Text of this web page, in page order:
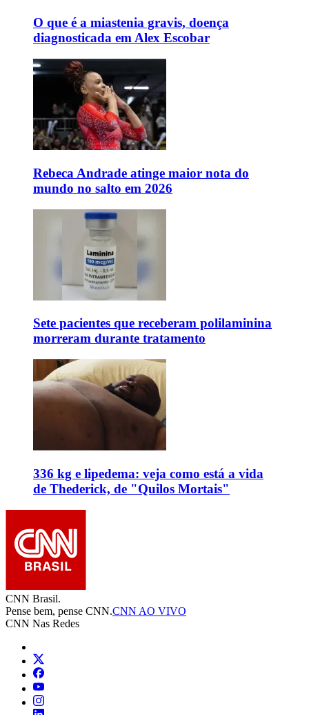
O que é a miastenia gravis, doença
diagnosticada em Alex Escobar
Rebeca Andrade atinge maior nota do
mundo no salto em 2026
Sete pacientes que receberam polilaminina
morreram durante tratamento
336 kg e lipedema: veja como está a vida
de Thederick, de "Quilos Mortais"
CNN Brasil.
Pense bem, pense CNN.CNN AO VIVO
CNN Nas Redes